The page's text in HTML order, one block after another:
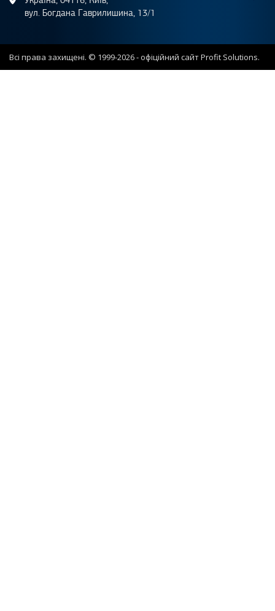
вул. Богдана Гаврилишина, 13/1
Всі права захищені. © 1999-2026 - офіційний сайт Profit Solutions.